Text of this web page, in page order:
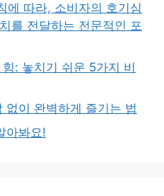
에 따라, 소비자의 호기심
를 전달하는 전문적인 포
: 놓치기 쉬운 5가지 비
없이 완벽하게 즐기는 법
아봐요!